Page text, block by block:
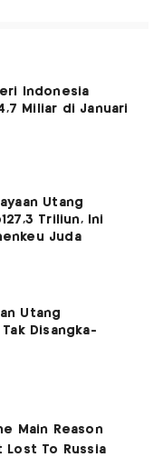
Indonesia
Miliar di Januari
Utang
Triliun, Ini
Juda
Utang
Disangka-